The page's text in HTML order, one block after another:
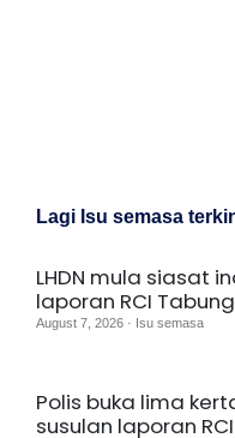
Lagi Isu semasa
LHDN mula siasat
laporan RCI
August 7, 2026 · Isu semasa
Polis buka lima
susulan laporan